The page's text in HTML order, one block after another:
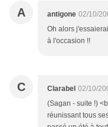
A antigone 02/10/
Oh alors
à l'occasion !!
C Clarabel 02/10/
(Sagan - suite !)
réunissant tous